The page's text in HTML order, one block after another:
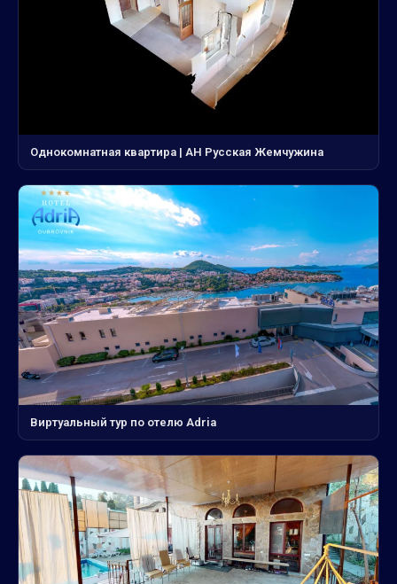
Однокомнатная квартира | АН Русская Жемчужина
Виртуальный тур по отелю Adria